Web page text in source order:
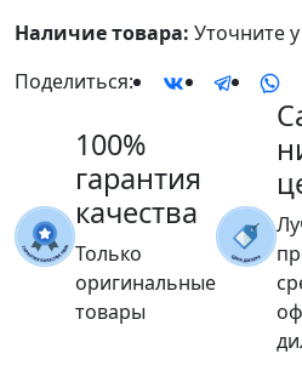
Наличие товара: Уточните
Поделиться:
100%
гарантия
качества
Только
оригинальные
товары